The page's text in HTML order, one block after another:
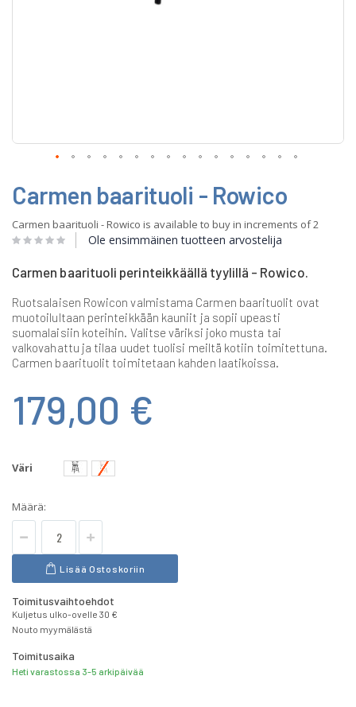
to
the
beginning
of
the
gallery
Carmen baarituoli - Rowico
Carmen baarituoli - Rowico is available to buy in increments of 2
Ole ensimmäinen tuotteen arvostelija
Carmen baarituoli perinteikkäällä tyylillä - Rowico.
Ruotsalaisen Rowicon valmistama Carmen baarituolit ovat
muotoilultaan perinteikkään kauniit ja sopii upeasti
suomalaisiin koteihin. Valitse väriksi joko musta tai
valkovahattu ja tilaa uudet tuolisi meiltä kotiin toimitettuna.
Carmen baarituolit toimitetaan kahden laatikoissa.
179,00 €
Väri
Määrä:
Lisää Ostoskoriin
Toimitusvaihtoehdot
Kuljetus ulko-ovelle 30 €
Nouto myymälästä
Toimitusaika
Heti varastossa 3-5 arkipäivää